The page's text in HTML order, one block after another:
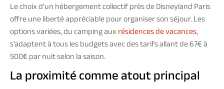
Le choix d’un hébergement collectif près de Disneyland Paris
offre une liberté appréciable pour organiser son séjour. Les
options variées, du camping aux résidences de vacances,
s’adaptent à tous les budgets avec des tarifs allant de 67€ à
500€ par nuit selon la saison.
La proximité comme atout principal